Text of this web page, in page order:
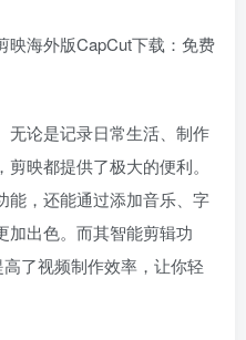
映海外版CapCut下载：免费
无论是记录日常生活、制作
映都提供了极大的便利。
能，还能通过添加音乐、字
加出色。而其智能剪辑功
了视频制作效率，让你轻